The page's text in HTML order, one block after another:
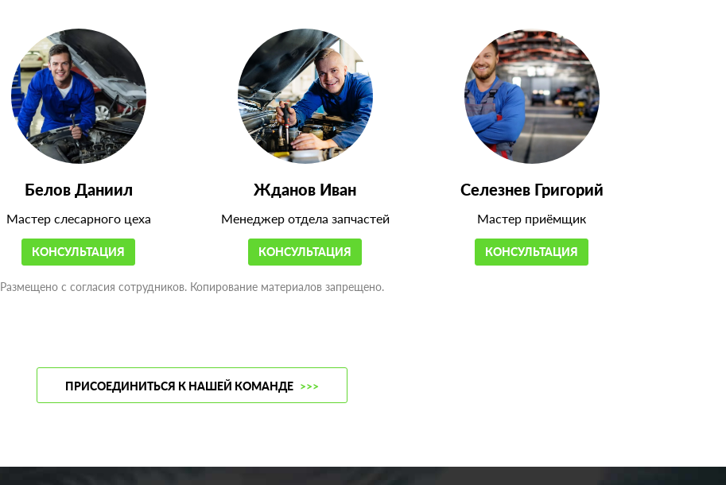
Белов Даниил
Мастер слесарного цеха
КОНСУЛЬТАЦИЯ
Жданов Иван
Менеджер отдела запчастей
КОНСУЛЬТАЦИЯ
Селезнев Григорий
Мастер приёмщик
КОНСУЛЬТАЦИЯ
Размещено с согласия сотрудников. Копирование материалов запрещено.
ПРИСОЕДИНИТЬСЯ К НАШЕЙ КОМАНДЕ >>>